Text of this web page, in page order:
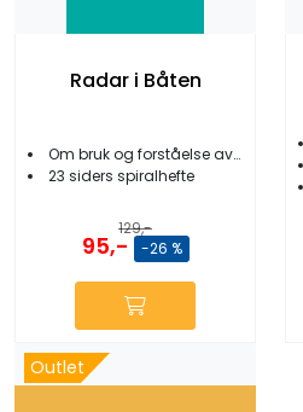
Radar i Båten
Om bruk og forståelse av radar
23 siders spiralhefte
129,-
95,- -26 %
Outlet